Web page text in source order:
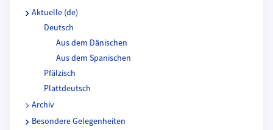
Aktuelle (de)
Deutsch
Aus dem Dänischen
Aus dem Spanischen
Pfälzisch
Plattdeutsch
Archiv
Besondere Gelegenheiten